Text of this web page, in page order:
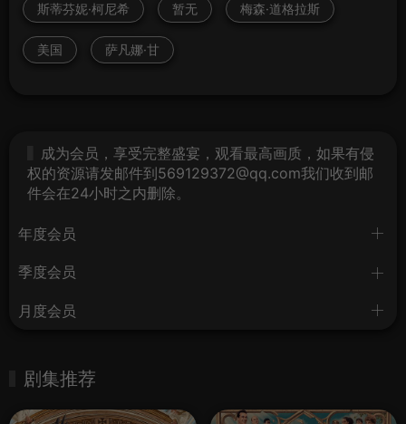
斯蒂芬妮·柯尼希 暂无 梅森·道格拉斯
美国 萨凡娜·甘
成为会员，享受完整盛宴，观看最高画质，如果有侵
权的资源请发邮件到569129372@qq.com我们收到邮
件会在24小时之内删除。
年度会员
季度会员
月度会员
剧集推荐